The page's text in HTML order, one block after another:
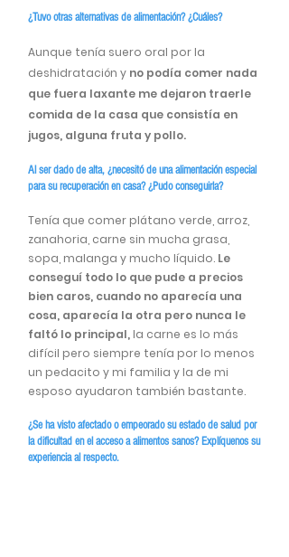
¿Tuvo otras alternativas de alimentación? ¿Cuáles?
Aunque tenía suero oral por la
deshidratación y no podía comer nada
que fuera laxante me dejaron traerle
comida de la casa que consistía en
jugos, alguna fruta y pollo.
Al ser dado de alta, ¿necesitó de una alimentación especial
para su recuperación en casa? ¿Pudo conseguirla?
Tenía que comer plátano verde, arroz,
zanahoria, carne sin mucha grasa,
sopa, malanga y mucho líquido. Le
conseguí todo lo que pude a precios
bien caros, cuando no aparecía una
cosa, aparecía la otra pero nunca le
faltó lo principal, la carne es lo más
difícil pero siempre tenía por lo menos
un pedacito y mi familia y la de mi
esposo ayudaron también bastante.
¿Se ha visto afectado o empeorado su estado de salud por
la dificultad en el acceso a alimentos sanos? Explíquenos su
experiencia al respecto.